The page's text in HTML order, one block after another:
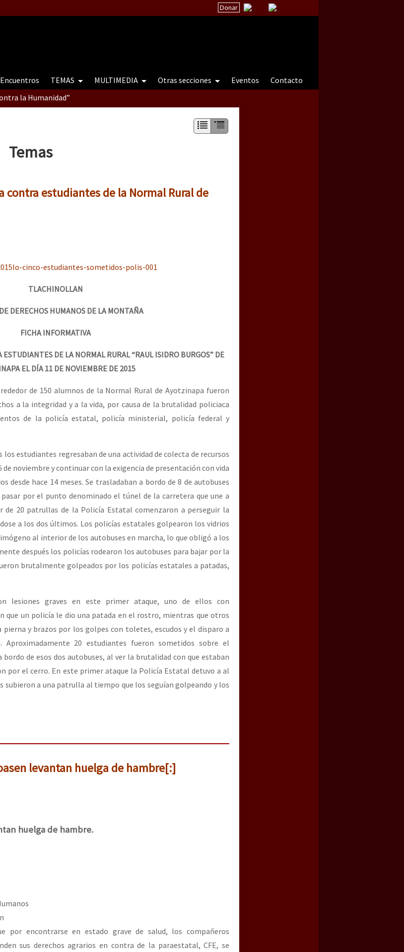
Donar
Encuentros TEMAS MULTIMEDIA Otras secciones Eventos
Contacto
la Humanidad”
por la libertad de Jesús Plácido Galindo y el alto a la guerra contra el CIPOG-EZ
no Estado Espanhol
Nossas lutas pela memória, a justiça e a dignidade
de Resistencia y Rebeldía
Temas
estudiantes de la Normal Rural de
TLACHINOLLAN
DERECHOS HUMANOS DE LA MONTAÑA
FICHA INFORMATIVA
DE LA NORMAL RURAL “RAUL ISIDRO BURGOS” DE
EL DÍA 11 DE NOVIEMBRE DE 2015
de 150 alumnos de la Normal Rural de Ayotzinapa fueron
a la integridad y a la vida, por causa de la brutalidad policiaca
de la policía estatal, policía ministerial, policía federal y
estudiantes regresaban de una actividad de colecta de recursos
noviembre y continuar con la exigencia de presentación con vida
desde hace 14 meses. Se trasladaban a bordo de 8 de autobuses
por el punto denominado el túnel de la carretera que une a
de 20 patrullas de la Policía Estatal comenzaron a perseguir la
a los dos últimos. Los policías estatales golpearon los vidrios
al interior de los autobuses en marcha, lo que obligó a los
después los policías rodearon los autobuses para bajar por la
brutalmente golpeados por los policías estatales a patadas,
lesiones graves en este primer ataque, uno de ellos con
un policía le dio una patada en el rostro, mientras que otros
y brazos por los golpes con toletes, escudos y el disparo a
Aproximadamente 20 estudiantes fueron sometidos sobre el
de esos dos autobuses, al ver la brutalidad con que estaban
por el cerro. En este primer ataque la Policía Estatal detuvo a al
subieron a una patrulla al tiempo que los seguían golpeando y los
levantan huelga de hambre[:]
huelga de hambre.
por encontrarse en estado grave de salud, los compañeros
sus derechos agrarios en contra de la paraestatal, CFE, se